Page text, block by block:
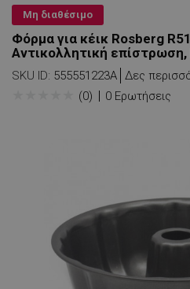
Μη διαθέσιμο
Φόρμα για κέικ Rosberg
Αντικολλητική
SKU ID: 555551223A Δες
(0) 0 Ερωτήσεις